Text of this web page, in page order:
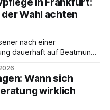
in Frankfurt:
Wahl achten
nach einer
dauerhaft auf Beatmung
eine schwierige
in der Klinik bleiben –
Die außerklinische
Alternative: Sie
Wann sich
wirklich